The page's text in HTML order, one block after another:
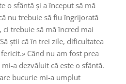
o sfântă și a început să mă
nu trebuie să fiu îngrijorată
ci trebuie să mă încred mai
știi că în trei zile, dificultatea
Când nu am fost prea
a dezvăluit că este o sfântă.
bucurie mi-a umplut